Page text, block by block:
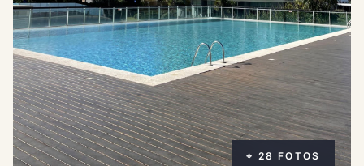
⌖ 28 FOTOS